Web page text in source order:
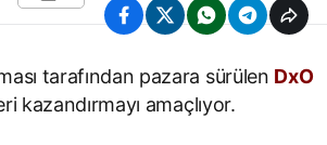
tarafından pazara sürülen DxO
amaçlıyor.